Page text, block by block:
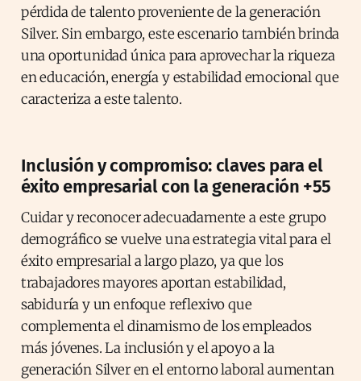
pérdida de talento proveniente de la generación
Silver. Sin embargo, este escenario también brinda
una oportunidad única para aprovechar la riqueza
en educación, energía y estabilidad emocional que
caracteriza a este talento.
Inclusión y compromiso: claves para el
éxito empresarial con la generación +55
Cuidar y reconocer adecuadamente a este grupo
demográfico se vuelve una estrategia vital para el
éxito empresarial a largo plazo, ya que los
trabajadores mayores aportan estabilidad,
sabiduría y un enfoque reflexivo que
complementa el dinamismo de los empleados
más jóvenes. La inclusión y el apoyo a la
generación Silver en el entorno laboral aumentan